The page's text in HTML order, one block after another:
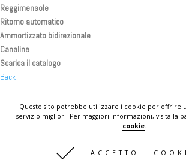
Questo sito potrebbe utilizzare i cookie per offrire
servizio migliori. Per maggiori informazioni, visita la
cookie.
ACCETTO I
Reggimensole
Ritorno automatico
Ammortizzato bidirezionale
Canaline
Scarica il catalogo
Back
KOMPLAST IN THE WORLD